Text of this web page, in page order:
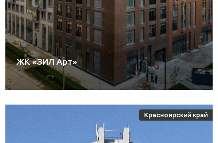
ЖК «ЗИЛ Арт»
Красноярский край